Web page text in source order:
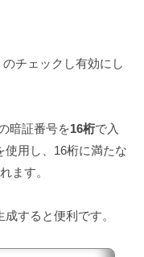
チェックし有効にし
暗証番号を16桁で入
使用し、16桁に満たな
ます。
すると便利です。